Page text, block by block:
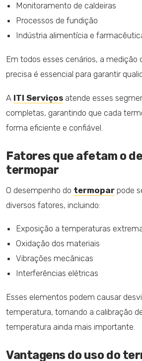
Monitoramento de caldeiras
Processos de fundição
Indústria alimentícia e
Em todos esses cenários, a medição
precisa é essencial para garantir
A ITI Serviços atende esses
completas, garantindo que cada
forma eficiente e confiável.
Fatores que afetam o
termopar
O desempenho do termopar pode
diversos fatores, incluindo:
Exposição a temperaturas
Oxidação dos materiais
Vibrações mecânicas
Interferências elétricas
Esses elementos podem causar
temperatura, tornando a calibração
temperatura ainda mais importante.
Vantagens do uso do